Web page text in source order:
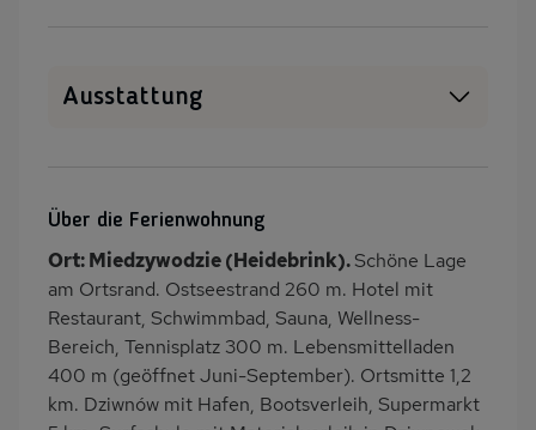
Ausstattung
Terrasse
Grill
Kinderspielplatz
PKW-Parkplatz
Eingezäuntes
Grundstück
Dusche
Küche
Herd (2 Platten)
Über die Ferienwohnung
Ort: Miedzywodzie (Heidebrink).Schöne Lage
am Ortsrand. Ostseestrand 260 m. Hotel mit
Restaurant, Schwimmbad, Sauna, Wellness-
Bereich, Tennisplatz 300 m. Lebensmittelladen
400 m (geöffnet Juni-September). Ortsmitte 1,2
km. Dziwnów mit Hafen, Bootsverleih, Supermarkt